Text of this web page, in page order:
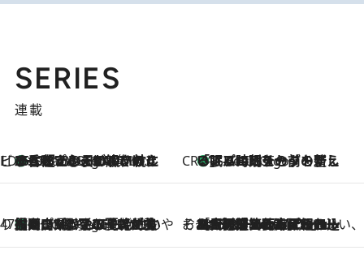
SERIES
連載
ビューティいいもの集め EDITORS' BEST
4 Hours Ago
35℃超えの日の夜、枕にひと吹き！ BAUMのルームスプレーが、ひのきの香りで心まで解きほぐす CREA'S CHOICE
4 Hours Ago
「眠る時刻をセットする」——眠りの前を整える、バルミューダの新しいアプローチ
47都道府県の手みやげ ひんやりスイーツで夏を満喫
4 Hours Ago
【岡山県】この夏絶対食べたい 冷やしておいしいおやつ3選 フルーツが主役のプリンやアイスが勢揃い そおだよおこの関西おいしい、おやつ紀行
2026.8.9
［大阪府箕面市］一皿一皿目の前で仕上げられる、料理を巧みに組み込んだアシェットデセールコース「ミチル アシェット デセール（Michiru assiette dessert）」